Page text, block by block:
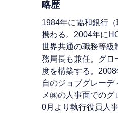
略歴
1984年に協和銀行
携わる。2004年に
世界共通の職務等級
務局長も兼任。グロ
度を構築する。
自のジョブグレー
メ㈱の人事面での
0月より執行役員人